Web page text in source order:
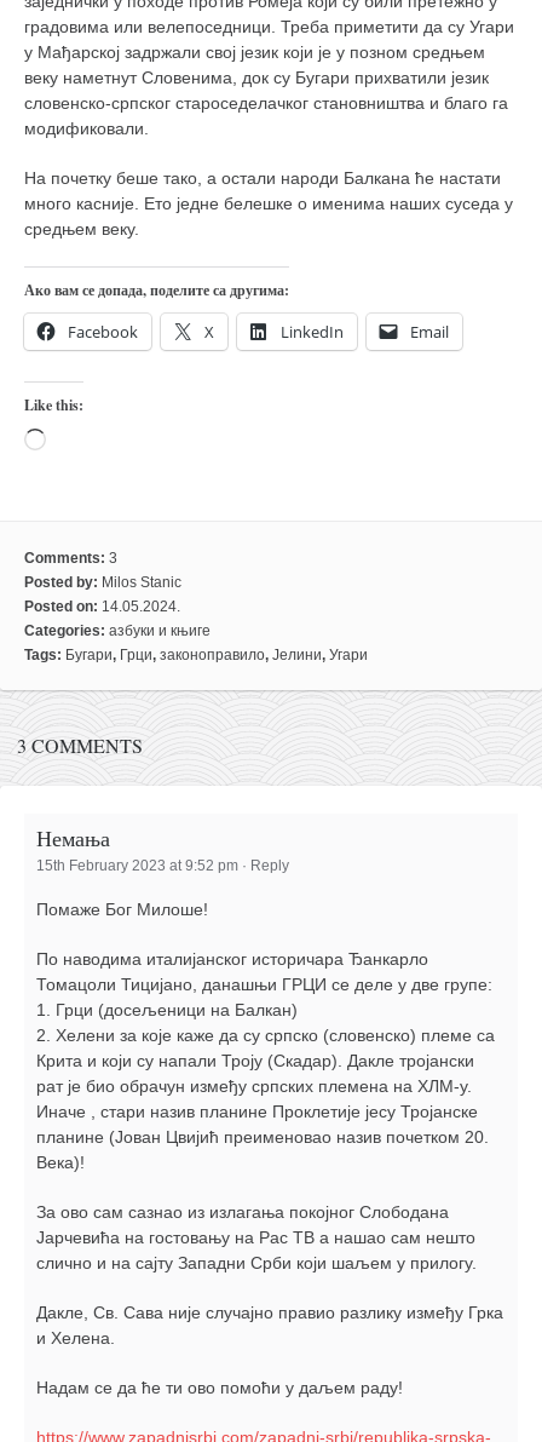
термини тренинга
моја прича
моја прича
фотке
контакт
градовима или велепоседници. Треба приметити да су Угари
у Мађарској задржали свој језик који је у позном средњем
веку наметнут Словенима, док су Бугари прихватили језик
словенско-српског староседелачког становништва и благо га
модификовали.
На почетку беше тако, а остали народи Балкана ће настати
много касније. Ето једне белешке о именима наших суседа у
средњем веку.
Ако вам се допада, поделите са другима:
Facebook X LinkedIn Email
Like this:
Loading…
Comments: 3
Posted by: Milos Stanic
Posted on: 14.05.2024.
Categories: азбуки и књиге
Tags: Бугари, Грци, законоправило, Јелини, Угари
3 COMMENTS
Немања
15th February 2023 at 9:52 pm · Reply
Помаже Бог Милоше!
По наводима италијанског историчара Ђанкарло
Томацоли Тицијано, данашњи ГРЦИ се деле у две групе:
1. Грци (досељеници на Балкан)
2. Хелени за које каже да су српско (словенско) племе са
Крита и који су напали Троју (Скадар). Дакле тројански
рат је био обрачун између српских племена на ХЛМ-у.
Иначе , стари назив планине Проклетије јесу Тројанске
планине (Јован Цвијић преименовао назив почетком 20.
Века)!
За ово сам сазнао из излагања покојног Слободана
Јарчевића на гостовању на Рас ТВ а нашао сам нешто
слично и на сајту Западни Срби који шаљем у прилогу.
Дакле, Св. Сава није случајно правио разлику између Грка
и Хелена.
Надам се да ће ти ово помоћи у даљем раду!
https://www.zapadnisrbi.com/zapadni-srbi/republika-srpska-